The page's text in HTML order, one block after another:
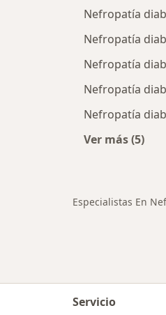
Nefropatía
Nefropatía
Nefropatía
Nefropatía
Nefropatía
Ver más (5)
Especialistas En
Servicio